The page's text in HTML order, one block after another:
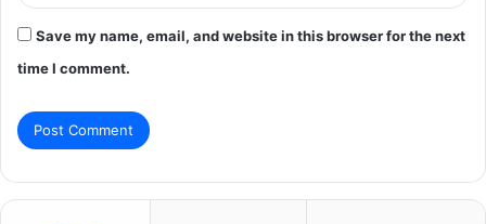
Save my name, email, and website in this browser for the next
time I comment.